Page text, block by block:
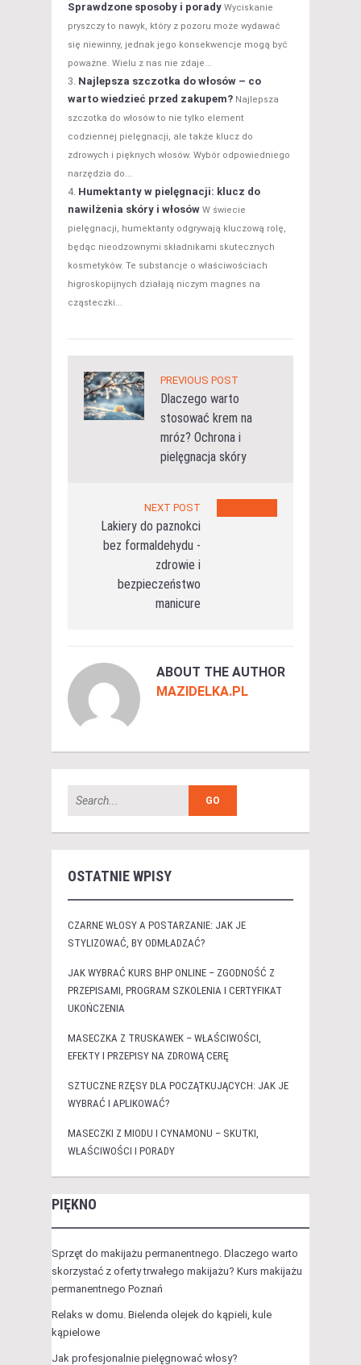
Sprawdzone sposoby i porady Wyciskanie
pryszczy to nawyk, który z pozoru może wydawać
się niewinny, jednak jego konsekwencje mogą być
poważne. Wielu z nas nie zdaje...
Najlepsza szczotka do włosów – co
warto wiedzieć przed zakupem? Najlepsza
szczotka do włosów to nie tylko element
codziennej pielęgnacji, ale także klucz do
zdrowych i pięknych włosów. Wybór odpowiedniego
narzędzia do...
Humektanty w pielęgnacji: klucz do
nawilżenia skóry i włosów W świecie
pielęgnacji, humektanty odgrywają kluczową rolę,
będąc nieodzownymi składnikami skutecznych
kosmetyków. Te substancje o właściwościach
higroskopijnych działają niczym magnes na
cząsteczki...
PREVIOUS POST
Dlaczego warto
stosować krem na
mróz? Ochrona i
pielęgnacja skóry
NEXT POST
Lakiery do paznokci
bez formaldehydu -
zdrowie i
bezpieczeństwo
manicure
ABOUT THE AUTHOR
MAZIDELKA.PL
OSTATNIE WPISY
CZARNE WŁOSY A POSTARZANIE: JAK JE
STYLIZOWAĆ, BY ODMŁADZAĆ?
JAK WYBRAĆ KURS BHP ONLINE – ZGODNOŚĆ Z
PRZEPISAMI, PROGRAM SZKOLENIA I CERTYFIKAT
UKOŃCZENIA
MASECZKA Z TRUSKAWEK – WŁAŚCIWOŚCI,
EFEKTY I PRZEPISY NA ZDROWĄ CERĘ
SZTUCZNE RZĘSY DLA POCZĄTKUJĄCYCH: JAK JE
WYBRAĆ I APLIKOWAĆ?
MASECZKI Z MIODU I CYNAMONU – SKUTKI,
WŁAŚCIWOŚCI I PORADY
PIĘKNO
Sprzęt do makijażu permanentnego. Dlaczego warto
skorzystać z oferty trwałego makijażu? Kurs makijażu
permanentnego Poznań
Relaks w domu. Bielenda olejek do kąpieli, kule
kąpielowe
Jak profesjonalnie pielęgnować włosy?